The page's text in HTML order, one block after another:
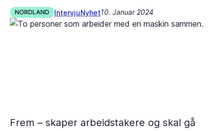
NORDLAND IntervjuNyhet10. Januar 2024
Frem – skaper arbeidstakere og skal gå